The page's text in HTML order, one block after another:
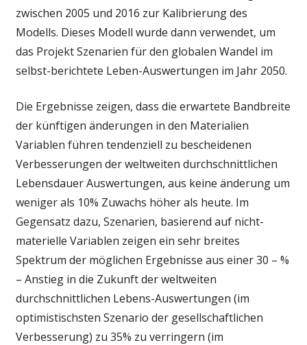
zwischen 2005 und 2016 zur Kalibrierung des
Modells. Dieses Modell wurde dann verwendet, um
das Projekt Szenarien für den globalen Wandel im
selbst-berichtete Leben-Auswertungen im Jahr 2050.
Die Ergebnisse zeigen, dass die erwartete Bandbreite
der künftigen änderungen in den Materialien
Variablen führen tendenziell zu bescheidenen
Verbesserungen der weltweiten durchschnittlichen
Lebensdauer Auswertungen, aus keine änderung um
weniger als 10% Zuwachs höher als heute. Im
Gegensatz dazu, Szenarien, basierend auf nicht-
materielle Variablen zeigen ein sehr breites
Spektrum der möglichen Ergebnisse aus einer 30 – %
– Anstieg in die Zukunft der weltweiten
durchschnittlichen Lebens-Auswertungen (im
optimistischsten Szenario der gesellschaftlichen
Verbesserung) zu 35% zu verringern (im